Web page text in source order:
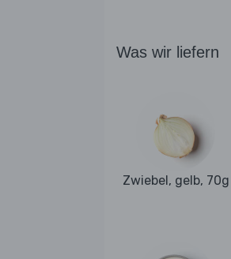
Was wir liefern
Zwiebel, gelb, 70g